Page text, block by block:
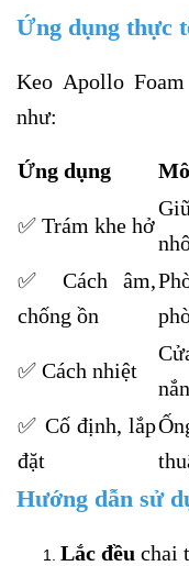
Ứng dụng thực
Keo Apollo
như:
Ứng dụng
✅ Trám khe hở
✅ Cách âm,
chống ồn
✅ Cách nhiệt
✅ Cố định, lắp
đặt
Hướng dẫn sử
Lắc đều chai